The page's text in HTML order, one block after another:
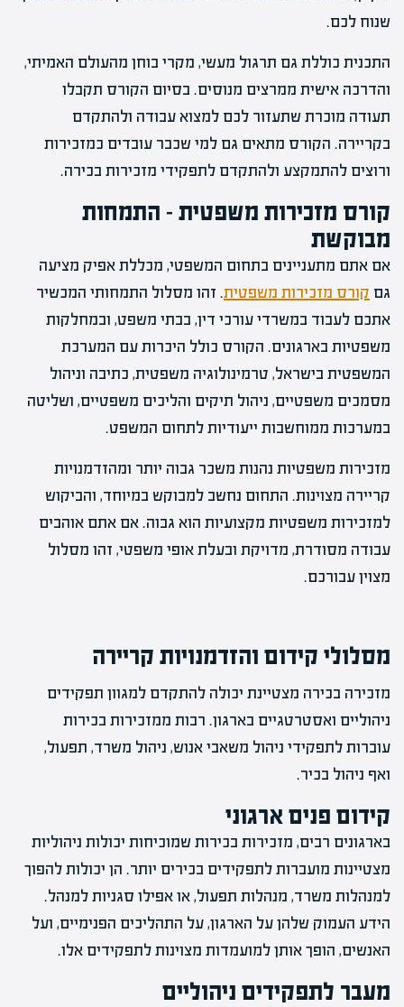
שנוח לכם.
התכנית כוללת גם תרגול מעשי, מקרי בוחן מהעולם האמיתי,
והדרכה אישית ממרצים מנוסים. בסיום הקורס תקבלו
תעודה מוכרת שתעזור לכם למצוא עבודה ולהתקדם
בקריירה. הקורס מתאים גם למי שכבר עובדים כמזכירות
ורוצים להתמקצע ולהתקדם לתפקידי מזכירות בכירה.
קורס מזכירות משפטית – התמחות
מבוקשת
אם אתם מתעניינים בתחום המשפטי, מכללת אפיק מציעה
גם קורס מזכירות משפטית. זהו מסלול התמחותי המכשיר
אתכם לעבוד במשרדי עורכי דין, בבתי משפט, ובמחלקות
משפטיות בארגונים. הקורס כולל היכרות עם המערכת
המשפטית בישראל, טרמינולוגיה משפטית, כתיבה וניהול
מסמכים משפטיים, ניהול תיקים והליכים משפטיים, ושליטה
במערכות ממוחשבות ייעודיות לתחום המשפט.
מזכירות משפטיות נהנות משכר גבוה יותר ומהזדמנויות
קריירה מצוינות. התחום נחשב למבוקש במיוחד, והביקוש
למזכירות משפטיות מקצועיות הוא גבוה. אם אתם אוהבים
עבודה מסודרת, מדויקת ובעלת אופי משפטי, זהו מסלול
מצוין עבורכם.
מסלולי קידום והזדמנויות קריירה
מזכירה בכירה מצטיינת יכולה להתקדם למגוון תפקידים
ניהוליים ואסטרטגיים בארגון. רבות ממזכירות בכירות
עוברות לתפקידי ניהול משאבי אנוש, ניהול משרד, תפעול,
ואף ניהול בכיר.
קידום פנים ארגוני
בארגונים רבים, מזכירות בכירות שמוכיחות יכולות ניהוליות
מצטיינות מועברות לתפקידים בכירים יותר. הן יכולות להפוך
למנהלות משרד, מנהלות תפעול, או אפילו סגניות למנהל.
הידע העמוק שלהן על הארגון, על התהליכים הפנימיים, ועל
האנשים, הופך אותן למועמדות מצוינות לתפקידים אלו.
מעבר לתפקידים ניהוליים